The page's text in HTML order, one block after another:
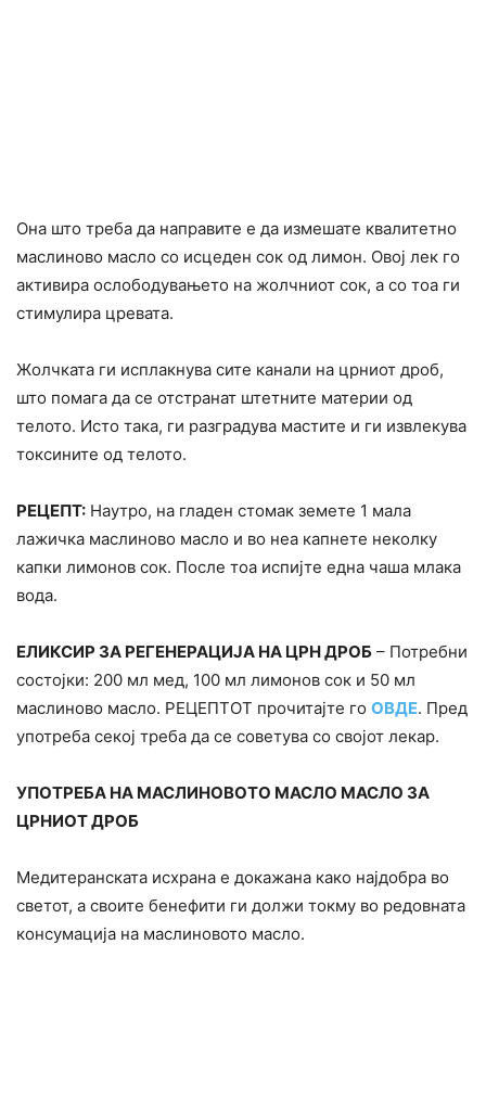
Она што треба да направите е да измешате квалитетно
маслиново масло со исцеден сок од лимон. Овој лек го
активира ослободувањето на жолчниот сок, а со тоа ги
стимулира цревата.
Жолчката ги исплакнува сите канали на црниот дроб,
што помага да се отстранат штетните материи од
телото. Исто така, ги разградува мастите и ги извлекува
токсините од телото.
РЕЦЕПТ: Наутро, на гладен стомак земете 1 мала
лажичка маслиново масло и во неа капнете неколку
капки лимонов сок. После тоа испијте една чаша млака
вода.
ЕЛИКСИР ЗА РЕГЕНЕРАЦИЈА НА ЦРН ДРОБ – Потребни
состојки: 200 мл мед, 100 мл лимонов сок и 50 мл
маслиново масло. РЕЦЕПТОТ прочитајте го ОВДЕ. Пред
употреба секој треба да се советува со својот лекар.
УПОТРЕБА НА МАСЛИНОВОТО МАСЛО МАСЛО ЗА
ЦРНИОТ ДРОБ
Медитеранската исхрана е докажана како најдобра во
светот, а своите бенефити ги должи токму во редовната
консумација на маслиновото масло.